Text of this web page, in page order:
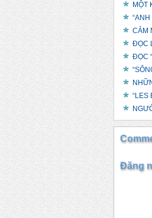
MỘT
CẢM
ĐỌC
ĐỌC
“LES
Đăng